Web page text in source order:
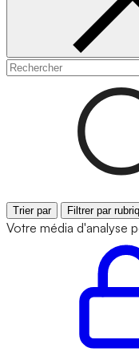
Trier par Filtrer par
Votre média d'analyse